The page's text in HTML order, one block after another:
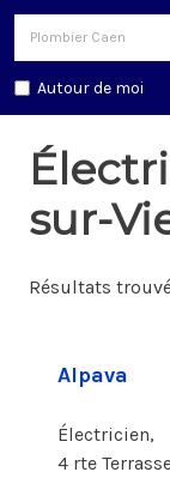
Autour de moi
sur-
Résultats
Alpava
Électricien,
4 rte